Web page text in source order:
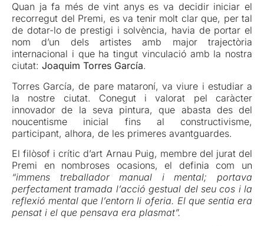
Quan ja fa més de vint anys es va decidir iniciar el
recorregut del Premi, es va tenir molt clar que, per tal
de dotar-lo de prestigi i solvència, havia de portar el
nom d’un dels artistes amb major trajectòria
internacional i que ha tingut vinculació amb la nostra
ciutat: Joaquim Torres García.
Torres García, de pare mataroní, va viure i estudiar a
la nostre ciutat. Conegut i valorat pel caràcter
innovador de la seva pintura, que abasta des del
noucentisme inicial fins al constructivisme,
participant, alhora, de les primeres avantguardes.
El filòsof i crític d’art Arnau Puig, membre del jurat del
Premi en nombroses ocasions, el definia com un
“immens treballador manual i mental; portava
perfectament tramada l’acció gestual del seu cos i la
reflexió mental que l’entorn li oferia. El que sentia era
pensat i el que pensava era plasmat”.